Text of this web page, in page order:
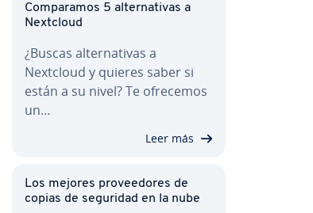
Co­m­pa­ra­mos 5 al­te­r­na­ti­vas a
Nextcloud
¿Buscas al­te­r­na­ti­vas a
Nextcloud y quieres saber si
están a su nivel? Te ofrecemos
un…
Leer más
Los mejores pro­vee­do­res de
copias de seguridad en la nube